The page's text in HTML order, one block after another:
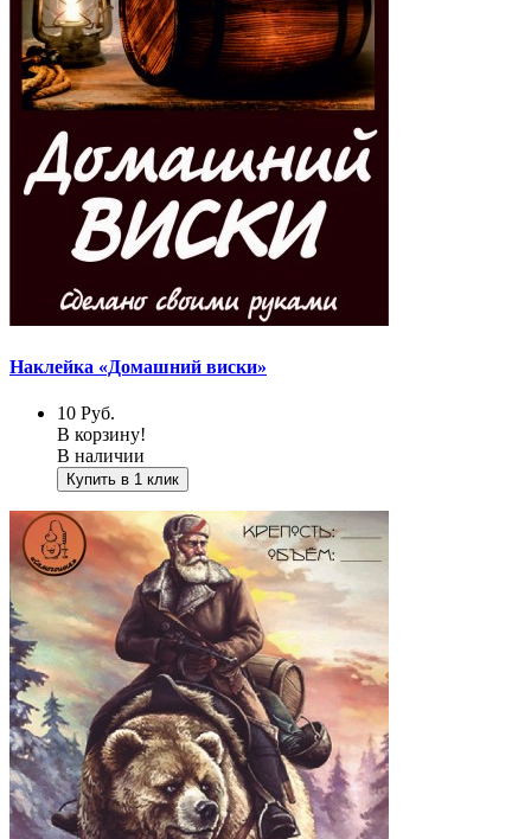
Наклейка «Домашний виски»
10 Руб.
В корзину!
В наличии
Купить в 1 клик